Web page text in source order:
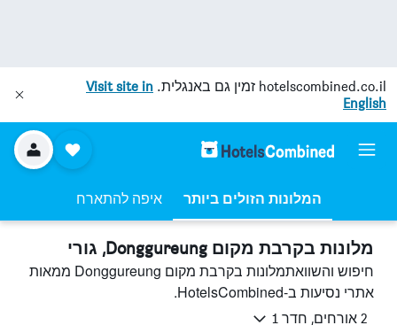
hotelscombined.co.il זמין גם באנגלית. Visit site in
English
המלונות הזולים ביותר איפה להתארח
מלונות בקרבת מקום Donggureung, גורי
חיפוש והשוואתמלונות בקרבת מקום Donggureung ממאות
אתרי נסיעות ב-HotelsCombined.
2 אורחים, חדר 1